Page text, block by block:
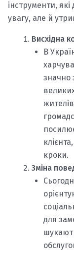
інструменти,
увагу, але й
Висхідна
В
значно
кроки.
Зміна
для